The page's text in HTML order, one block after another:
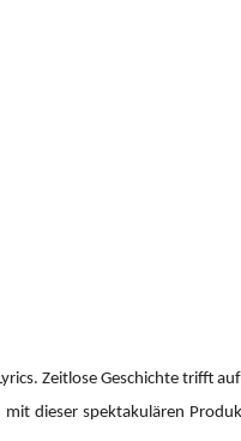
Zeitlose Geschichte trifft
dieser spektakulären